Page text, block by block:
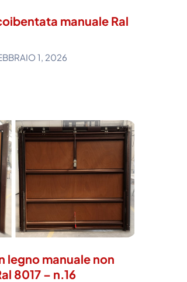
manuale Ral
1, 2026
legno manuale non
8017 – n.16